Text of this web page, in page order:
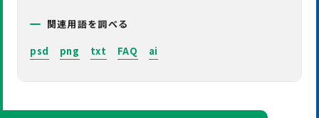
関連用語を調べる
psd
png txt FAQ ai